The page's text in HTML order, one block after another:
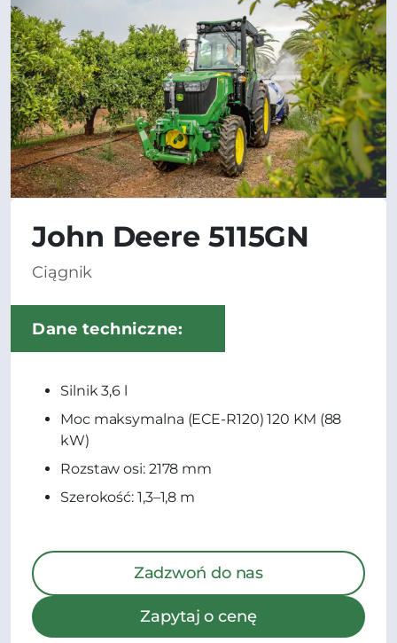
John Deere 5115GN
Ciągnik
Dane techniczne:
Silnik 3,6 l
Moc maksymalna (ECE-R120) 120 KM (88
kW)
Rozstaw osi: 2178 mm
Szerokość: 1,3–1,8 m
Zadzwoń do nas
Zapytaj o cenę